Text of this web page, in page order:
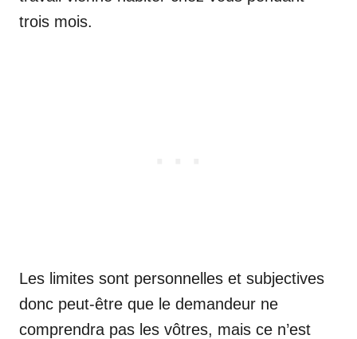
trois mois.
Les limites sont personnelles et subjectives
donc peut-être que le demandeur ne
comprendra pas les vôtres, mais ce n’est